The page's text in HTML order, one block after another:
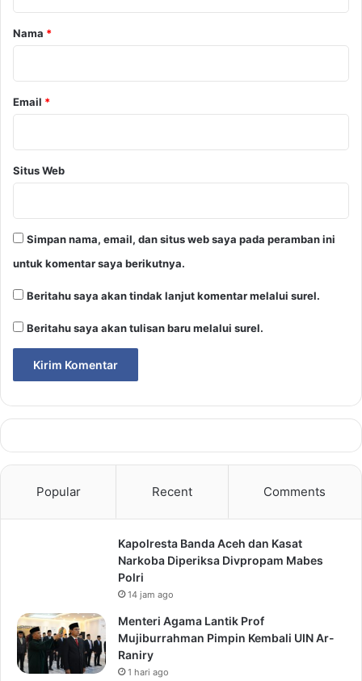
rNama *
Email *
Situs Web
Simpan nama, email, dan situs web saya pada peramban ini
untuk komentar saya berikutnya.
Beritahu saya akan tindak lanjut komentar melalui surel.
Beritahu saya akan tulisan baru melalui surel.
Popular Recent Comments
Kapolresta Banda Aceh dan Kasat
Narkoba Diperiksa Divpropam Mabes
Polri
14 jam ago
Menteri Agama Lantik Prof
Mujiburrahman Pimpin Kembali UIN Ar-
Raniry
1 hari ago